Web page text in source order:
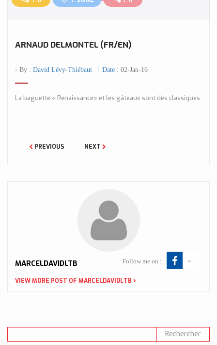
ARNAUD DELMONTEL (FR/EN)
- By : David Lévy-Thiébaut Date : 02-Jan-16
La baguette « Renaissance» et les gâteaux sont des classiques
PREVIOUS NEXT
MARCELDAVIDLTB Follow me on :
VIEW MORE POST OF MARCELDAVIDLTB